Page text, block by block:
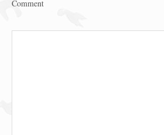
Comment